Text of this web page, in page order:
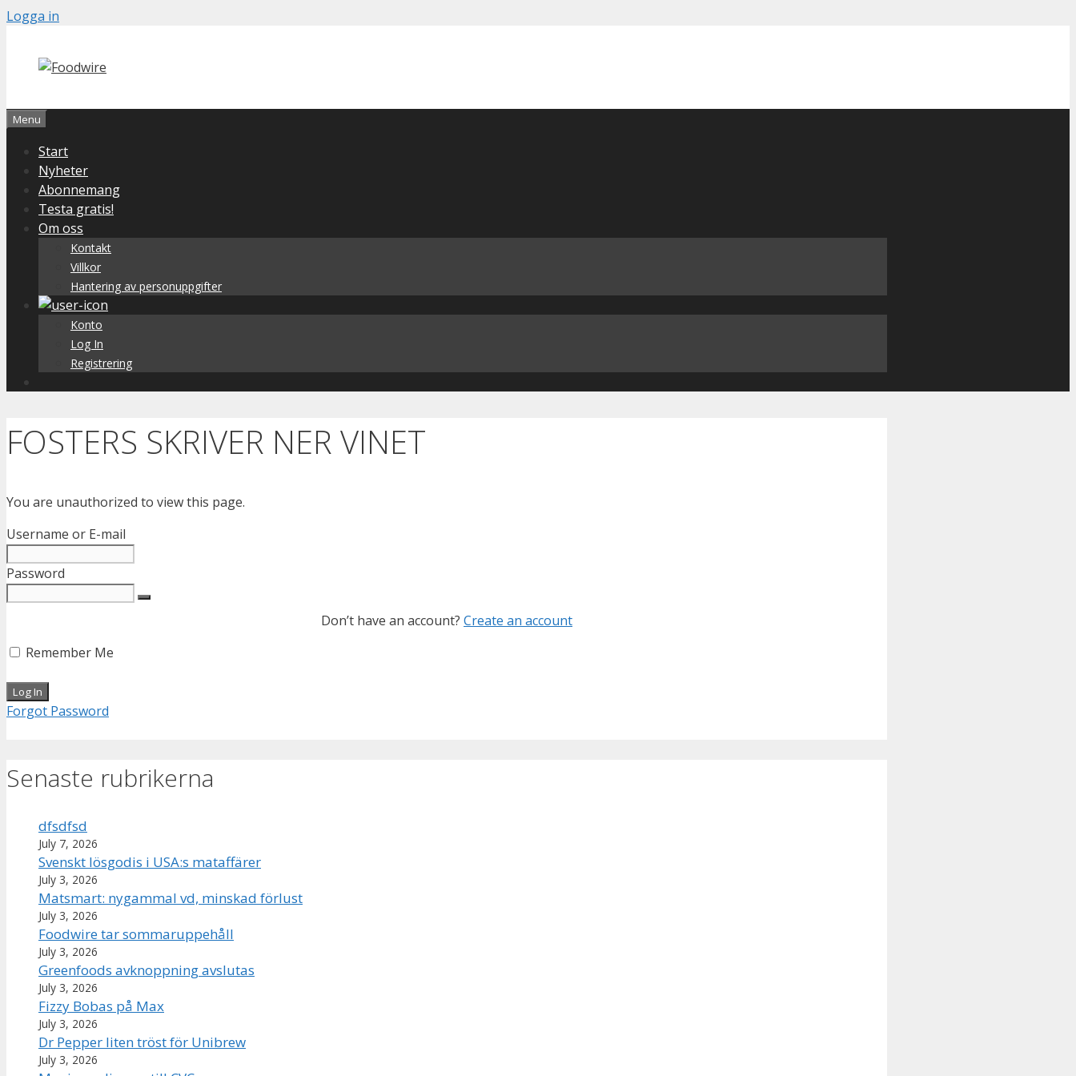
Skip
content
Logga in
Menu
Start
Nyheter
Abonnemang
Testa gratis!
Om oss
Kontakt
Villkor
Hantering av personuppgifter
Konto
Log In
Registrering
FOSTERS SKRIVER NER VINET
You are unauthorized to view this page.
Username or E-mail
Password
Don’t have an account? Create an account
Remember Me
Forgot Password
Senaste rubrikerna
dfsdfsd
July 7, 2026
Svenskt lösgodis i USA:s mataffärer
July 3, 2026
Matsmart: nygammal vd, minskad förlust
July 3, 2026
Foodwire tar sommaruppehåll
July 3, 2026
Greenfoods avknoppning avslutas
July 3, 2026
Fizzy Bobas på Max
July 3, 2026
Dr Pepper liten tröst för Unibrew
July 3, 2026